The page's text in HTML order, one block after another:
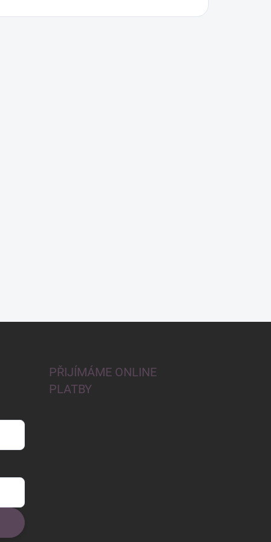
PŘIJÍMÁME ONLINE
PLATBY